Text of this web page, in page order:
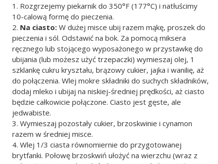
Rozgrzejemy piekarnik do 350°F (177°C) i natłuścimy
10-calową formę do pieczenia.
Na ciasto: W dużej misce ubij razem mąkę, proszek do
pieczenia i sól. Odstawić na bok. Za pomocą miksera
ręcznego lub stojącego wyposażonego w przystawkę do
ubijania (lub możesz użyć trzepaczki) wymieszaj olej, 1
szklankę cukru kryształu, brązowy cukier, jajka i wanilię, aż
do połączenia. Wlej mokre składniki do suchych składników,
dodaj mleko i ubijaj na niskiej-średniej prędkości, aż ciasto
będzie całkowicie połączone. Ciasto jest gęste, ale
jedwabiste.
Wymieszaj pozostały cukier, brzoskwinie i cynamon
razem w średniej misce.
Wlej 1/3 ciasta równomiernie do przygotowanej
brytfanki. Połowę brzoskwiń ułożyć na wierzchu (wraz z